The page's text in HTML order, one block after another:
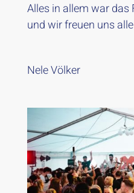
Alles in allem war das
und wir freuen uns
Nele Völker